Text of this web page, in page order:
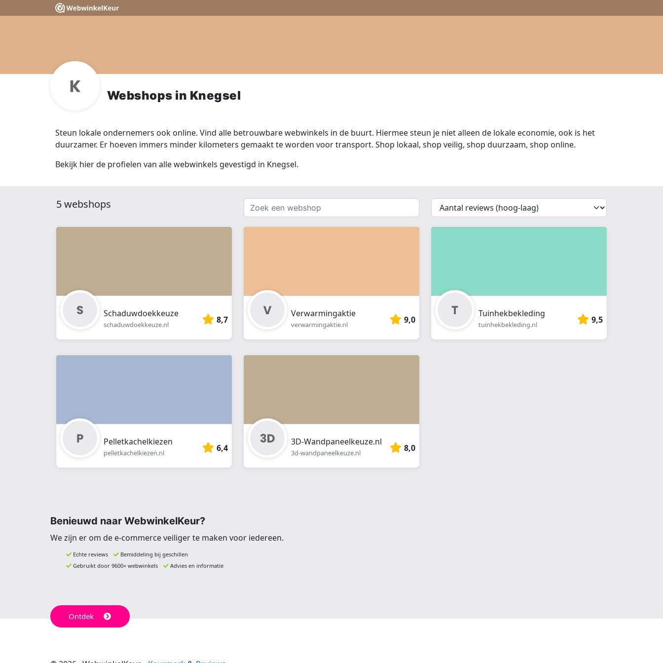
Webshops in Knegsel
Steun lokale ondernemers ook online. Vind alle betrouwbare webwinkels in de buurt. Hiermee steun je niet alleen de lokale economie, ook is het
duurzamer. Er hoeven immers minder kilometers gemaakt te worden voor transport. Shop lokaal, shop veilig, shop duurzaam, shop online.
Bekijk hier de profielen van alle webwinkels gevestigd in Knegsel.
5 webshops
Zoek
een
webshop
{{
__('Sort')
}}
Schaduwdoekkeuze
schaduwdoekkeuze.nl 8,7
Verwarmingaktie
verwarmingaktie.nl 9,0
Tuinhekbekleding
tuinhekbekleding.nl 9,5
Pelletkachelkiezen
pelletkachelkiezen.nl 6,4
3D-Wandpaneelkeuze.nl
3d-wandpaneelkeuze.nl 8,0
Benieuwd naar WebwinkelKeur?
We zijn er om de e-commerce veiliger te maken voor iedereen.
Echte reviews
Bemiddeling bij geschillen
Gebruikt door 9600+ webwinkels
Advies en informatie
Ontdek